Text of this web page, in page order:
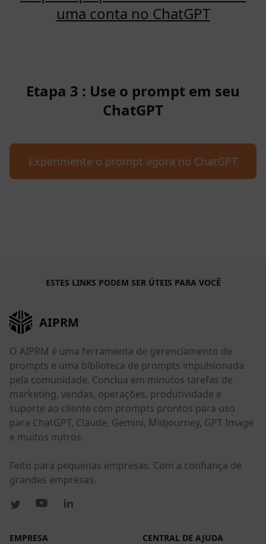
uma conta no ChatGPT
Etapa 3 : Use o prompt em seu
ChatGPT
Experimente o prompt agora no ChatGPT
ESTES LINKS PODEM SER ÚTEIS PARA VOCÊ
AIPRM
O AIPRM é uma ferramenta de gerenciamento de
prompts e uma biblioteca de prompts impulsionada
pela comunidade. Conclua em minutos tarefas de
marketing, vendas, operações, produtividade e
suporte ao cliente com prompts prontos para uso
para ChatGPT, Claude, Gemini, Midjourney, GPT Image
e muitos outros.
Feito para pequenas empresas. Com a confiança de
grandes empresas.
EMPRESA CENTRAL DE AJUDA